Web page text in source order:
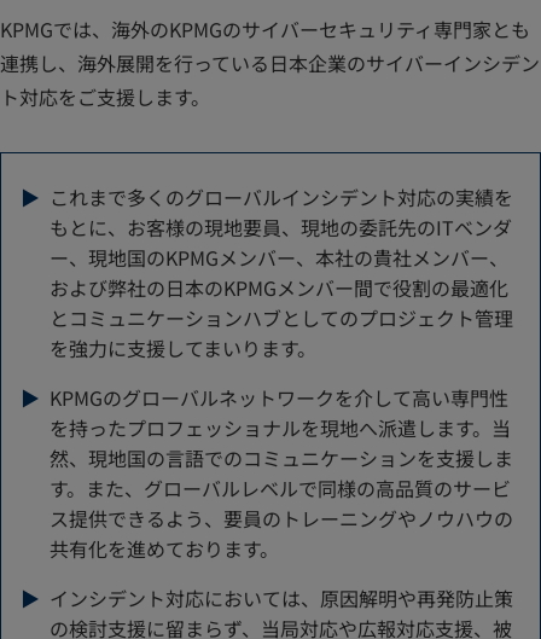
KPMGでは、海外のKPMGのサイバーセキュリティ専門家とも
連携し、海外展開を行っている日本企業のサイバーインシデン
ト対応をご支援します。
▶ これまで多くのグローバルインシデント対応の実績を
もとに、お客様の現地要員、現地の委託先のITベンダ
ー、現地国のKPMGメンバー、本社の貴社メンバー、
および弊社の日本のKPMGメンバー間で役割の最適化
とコミュニケーションハブとしてのプロジェクト管理
を強力に支援してまいります。
▶ KPMGのグローバルネットワークを介して高い専門性
を持ったプロフェッショナルを現地へ派遣します。当
然、現地国の言語でのコミュニケーションを支援しま
す。また、グローバルレベルで同様の高品質のサービ
ス提供できるよう、要員のトレーニングやノウハウの
共有化を進めております。
▶ インシデント対応においては、原因解明や再発防止策
の検討支援に留まらず、当局対応や広報対応支援、被